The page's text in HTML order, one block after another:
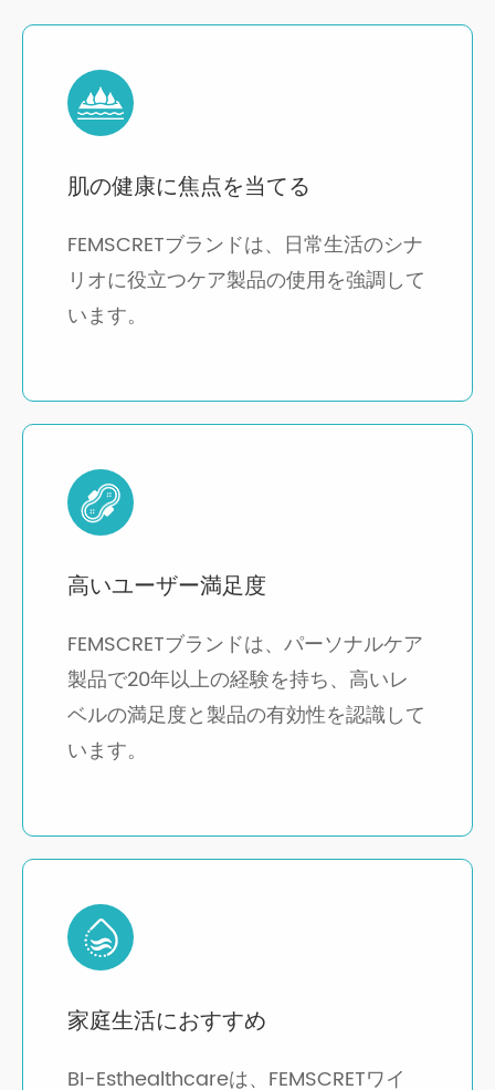
肌の健康に焦点を当てる
FEMSCRETブランドは、日常生活のシナ
リオに役立つケア製品の使用を強調して
います。
高いユーザー満足度
FEMSCRETブランドは、パーソナルケア
製品で20年以上の経験を持ち、高いレ
ベルの満足度と製品の有効性を認識して
います。
家庭生活におすすめ
BI-Esthealthcareは、FEMSCRETワイ